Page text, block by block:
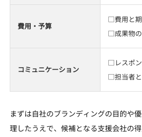
費用・予算
□費用と
□成果物
コミュニケーション
□レスポ
□担当者
まずは自社のブランディングの目的や
理したうえで、候補となる支援会社の